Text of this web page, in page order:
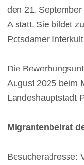
den 21.
A statt. Sie bildet
Potsdamer
Die
August 2025 beim
Landeshauptstadt
Migrantenbeirat
Besucheradresse: